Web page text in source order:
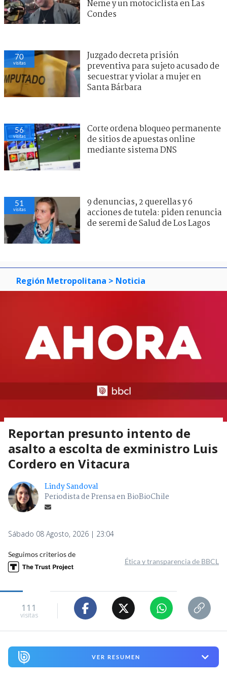
Neme y un motociclista en Las
Condes
70
visitas
Juzgado decreta prisión
preventiva para sujeto acusado de
secuestrar y violar a mujer en
Santa Bárbara
56
visitas
Corte ordena bloqueo permanente
de sitios de apuestas online
mediante sistema DNS
51
visitas
9 denuncias, 2 querellas y 6
acciones de tutela: piden renuncia
de seremi de Salud de Los Lagos
Región Metropolitana > Noticia
Reportan presunto intento de
asalto a escolta de exministro Luis
Cordero en Vitacura
Lindy Sandoval
Periodista de Prensa en BioBioChile
Sábado 08 Agosto, 2026 | 23:04
Seguimos criterios de
Ética y transparencia de BBCL
111
visitas
VER RESUMEN